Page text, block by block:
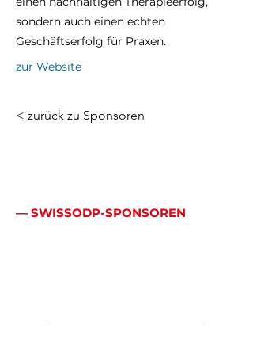
sondern auch einen echten
Geschäftserfolg für Praxen.
zur Website
< zurück zu Sponsoren
— SWISSODP-SPONSOREN